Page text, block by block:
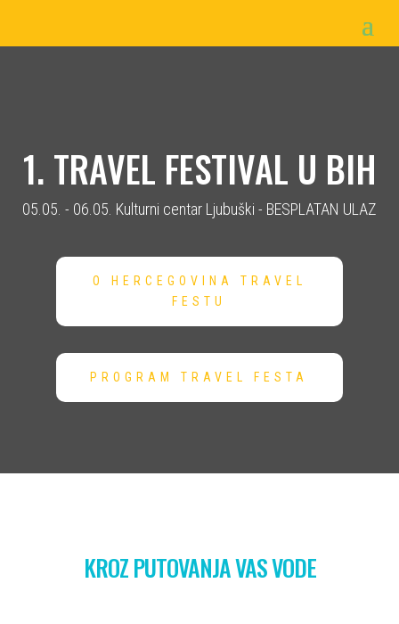
1. TRAVEL FESTIVAL U BIH
05.05. - 06.05. Kulturni centar Ljubuški - BESPLATAN ULAZ
O HERCEGOVINA TRAVEL
FESTU
PROGRAM TRAVEL FESTA
KROZ PUTOVANJA VAS VODE